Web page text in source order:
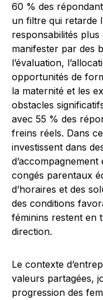
60 % des
un filtre qui retarde
responsabilités
manifester par des
l’évaluation,
opportunités de
la maternité et les
obstacles
avec 55 % des
freins réels. Dans
investissent dans
congés parentaux
d’horaires et des
des conditions
féminins restent en
direction.
Le contexte
valeurs partagées,
progression des